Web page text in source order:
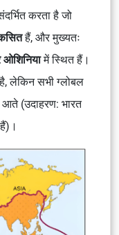
करता है जो
हैं, और मुख्यतः
में स्थित हैं।
लेकिन सभी ग्लोबल
(उदाहरण: भारत